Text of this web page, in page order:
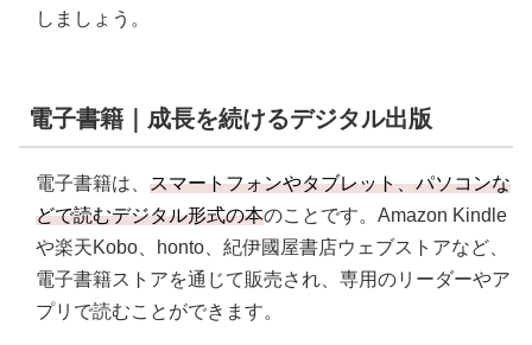
しましょう。
電子書籍｜成長を続けるデジタル出版
電子書籍は、 スマートフォンやタブレット、パソコンな
どで読むデジタル形式の本のことです。Amazon Kindle
や楽天Kobo、honto、紀伊國屋書店ウェブストアなど、
電子書籍ストアを通じて販売され、専用のリーダーやア
プリで読むことができます。